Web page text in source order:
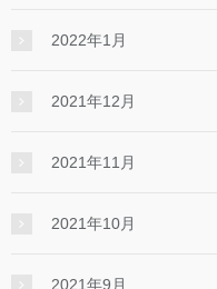
2022年1月
2021年12月
2021年11月
2021年10月
2021年9月